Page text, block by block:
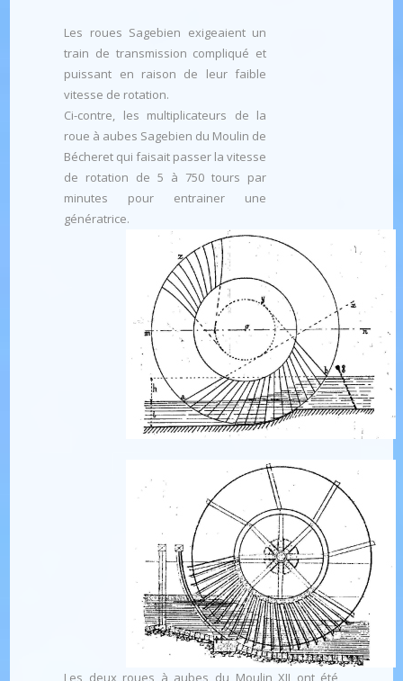
Les roues Sagebien exigeaient un
train de transmission compliqué et
puissant en raison de leur faible
vitesse de rotation.
Ci-contre, les multiplicateurs de la
roue à aubes Sagebien du Moulin de
Bécheret qui faisait passer la vitesse
de rotation de 5 à 750 tours par
minutes pour entrainer une
génératrice.
Les deux roues à aubes du Moulin XII ont été